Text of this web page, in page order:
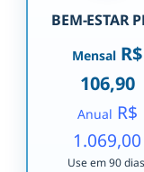
BEM-ESTAR
Mensal R$
106,90
Anual R$
1.069,00
Use em 90